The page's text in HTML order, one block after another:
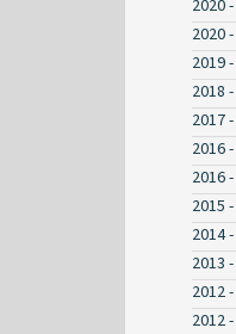
2020
2020 -
2019 -
2018 -
2017 -
2016 -
2016 -
2015 -
2014 -
2013 -
2012 -
2012 -